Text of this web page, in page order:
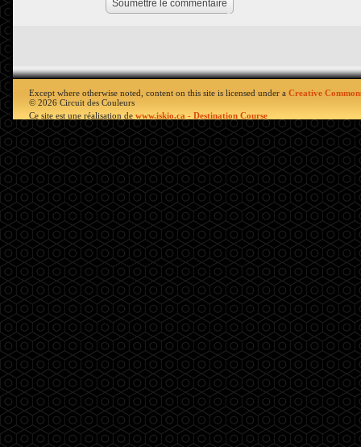
Soumettre le commentaire
Except where otherwise noted, content on this site is licensed under a Creative
© 2026 Circuit des Couleurs
Ce site est une réalisation de www.iskio.ca - Destination Course